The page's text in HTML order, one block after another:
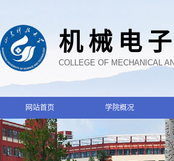
机械电
COLLEGE OF MECHANICAL
网站首页 学院概况